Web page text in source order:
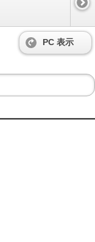
PC 表示